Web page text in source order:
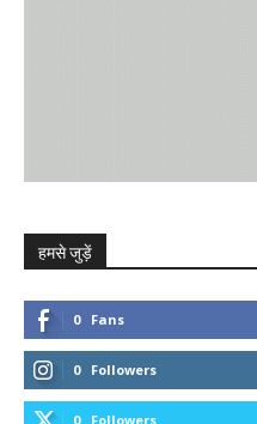
हमसे जुड़ें
0 Fans
0 Followers
0 Followers